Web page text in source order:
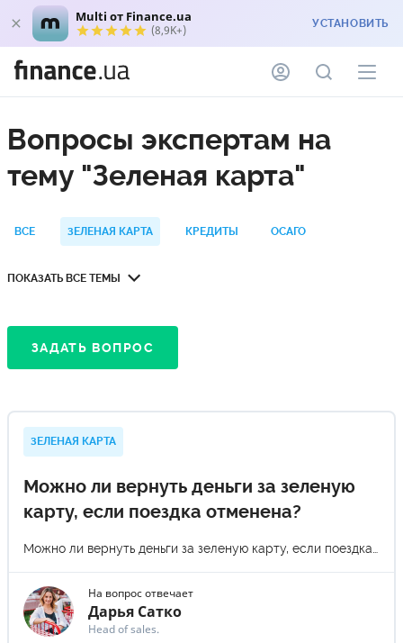
Multi от Finance.ua
(8,9K+) УСТАНОВИТЬ
Вопросы экспертам на
тему "Зеленая карта"
ВСЕ ЗЕЛЕНАЯ КАРТА КРЕДИТЫ ОСАГО
ПОКАЗАТЬ ВСЕ ТЕМЫ
ЗАДАТЬ ВОПРОС
ЗЕЛЕНАЯ КАРТА
Можно ли вернуть деньги за зеленую
карту, если поездка отменена?
На вопрос отвечает
Дарья Сатко
Head of sales.